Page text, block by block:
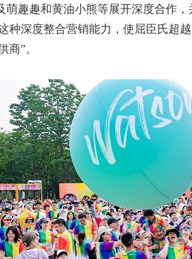
萌趣趣和黄油小熊等展开深度合作
种深度整合营销能力，使屈臣氏超
商”。